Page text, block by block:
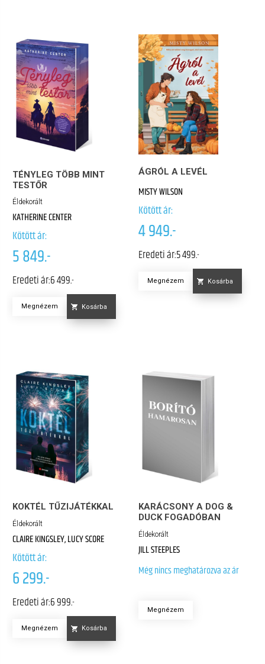
TÉNYLEG TÖBB MINT
TESTŐR
Éldekorált
KATHERINE CENTER
Kötött ár:
5 849.-
Eredeti ár:6 499.-
Megnézem Kosárba
ÁGRÓL A LEVÉL
MISTY WILSON
Kötött ár:
4 949.-
Eredeti ár:5 499.-
Megnézem Kosárba
KOKTÉL TŰZIJÁTÉKKAL
Éldekorált
CLAIRE KINGSLEY, LUCY SCORE
Kötött ár:
6 299.-
Eredeti ár:6 999.-
Megnézem Kosárba
KARÁCSONY A DOG &
DUCK FOGADÓBAN
Éldekorált
JILL STEEPLES
Még nincs meghatározva az ár
Megnézem